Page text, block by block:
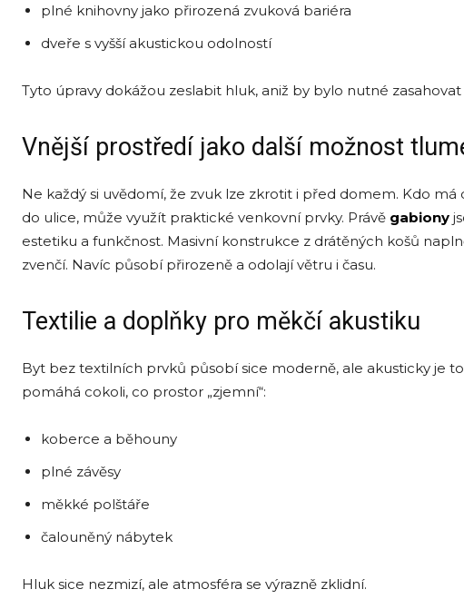
plné knihovny jako přirozená zvuková bariéra
dveře s vyšší akustickou odolností
Tyto úpravy dokážou zeslabit hluk, aniž by bylo nutné
Vnější prostředí jako další možnost
Ne každý si uvědomí, že zvuk lze zkrotit i před domem. Kdo
do ulice, může využít praktické venkovní prvky. Právě gabiony
estetiku a funkčnost. Masivní konstrukce z drátěných košů
zvenčí. Navíc působí přirozeně a odolají větru i času.
Textilie a doplňky pro měkčí akustiku
Byt bez textilních prvků působí sice moderně, ale akusticky je
pomáhá cokoli, co prostor „zjemní“:
koberce a běhouny
plné závěsy
měkké polštáře
čalouněný nábytek
Hluk sice nezmizí, ale atmosféra se výrazně zklidní.